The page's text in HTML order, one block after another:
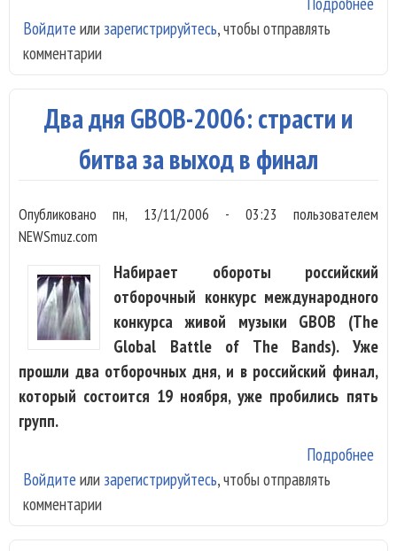
Войдите или зарегистрируйтесь, чтобы отправлять
комментарии
Два дня GBOB-2006: страсти и
битва за выход в финал
Опубликованопн, 13/11/2006 - 03:23 пользователем
NEWSmuz.com
Набирает обороты российский
отборочный конкурс международного
конкурса живой музыки GBOB (The
Global Battle of The Bands). Уже
прошли два отборочных дня, и в российский финал,
который состоится 19 ноября, уже пробились пять
групп.
Подробнее
Войдите или зарегистрируйтесь, чтобы отправлять
комментарии